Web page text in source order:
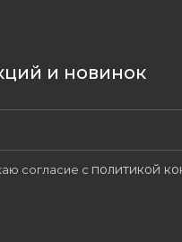
и новинок
согласие с политикой